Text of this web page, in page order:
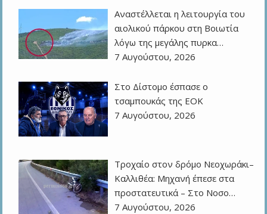
Αναστέλλεται η λειτουργία του
αιολικού πάρκου στη Βοιωτία
λόγω της μεγάλης πυρκα…
7 Αυγούστου, 2026
Στο Δίστομο έσπασε ο
τσαμπουκάς της ΕΟΚ
7 Αυγούστου, 2026
Τροχαίο στον δρόμο Νεοχωράκι–
Καλλιθέα: Μηχανή έπεσε στα
προστατευτικά – Στο Νοσο…
7 Αυγούστου, 2026